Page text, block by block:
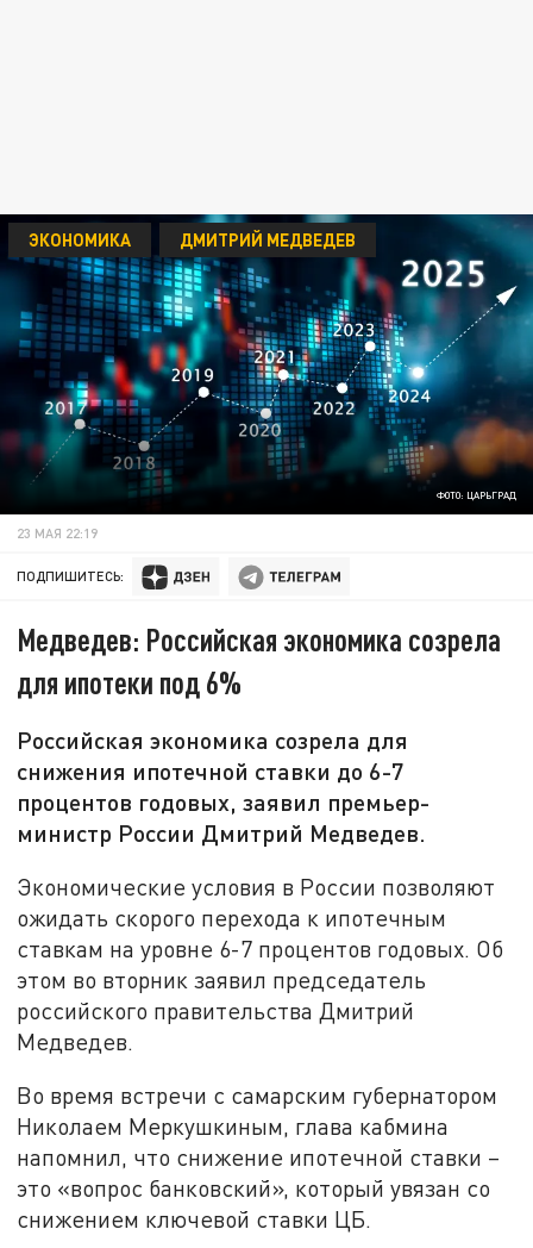
ФОТО: ЦАРЬГРАД
ЭКОНОМИКА ДМИТРИЙ МЕДВЕДЕВ
23 МАЯ 22:19
ПОДПИШИТЕСЬ:
Медведев: Российская экономика созрела
для ипотеки под 6%
Российская экономика созрела для
снижения ипотечной ставки до 6-7
процентов годовых, заявил премьер-
министр России Дмитрий Медведев.
Экономические условия в России позволяют
ожидать скорого перехода к ипотечным
ставкам на уровне 6-7 процентов годовых. Об
этом во вторник заявил председатель
российского правительства Дмитрий
Медведев.
Во время встречи с самарским губернатором
Николаем Меркушкиным, глава кабмина
напомнил, что снижение ипотечной ставки –
это «вопрос банковский», который увязан со
снижением ключевой ставки ЦБ.